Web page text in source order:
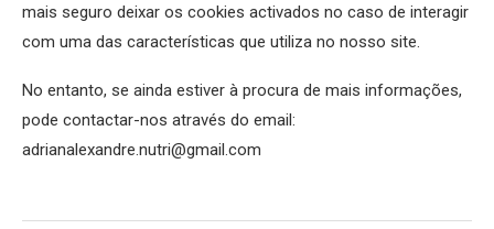
mais seguro deixar os cookies activados no caso de interagir
com uma das características que utiliza no nosso site.
No entanto, se ainda estiver à procura de mais informações,
pode contactar-nos através do email:
adrianalexandre.nutri@gmail.com